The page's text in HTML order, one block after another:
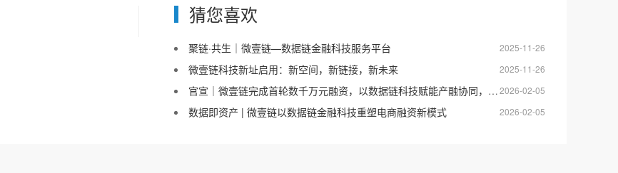
猜您喜欢
2025-11-26
聚链·共生｜微壹链—数据链金融科技服务平台
2025-11-26
微壹链科技新址启用：新空间，新链接，新未来
2026-02-05
官宣｜微壹链完成首轮数千万元融资，以数据链科技赋能产融协同，开启全域产业服务新征程
2026-02-05
数据即资产 | 微壹链以数据链金融科技重塑电商融资新模式